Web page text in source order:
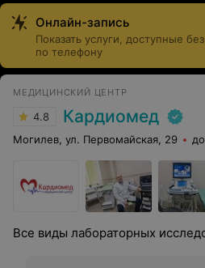
Онлайн-запись
Показать услуги, доступные
по телефону
МЕДИЦИНСКИЙ ЦЕНТР
4.8 Кардиомед
Могилев, ул. Первомайская, 29
Все виды лабораторных